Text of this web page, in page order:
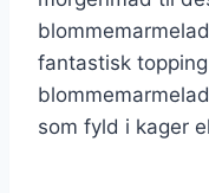
fantastisk
som fyld i kager